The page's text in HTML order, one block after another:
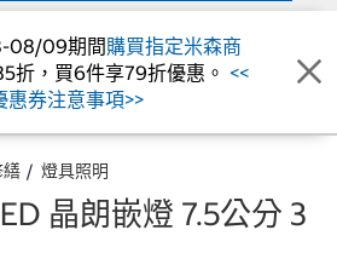
08/09期間購買指定米森商
折，買6件享79折優惠。 <<
惠券注意事項>>
繕 燈具照明
晶朗嵌燈 7.5公分 3